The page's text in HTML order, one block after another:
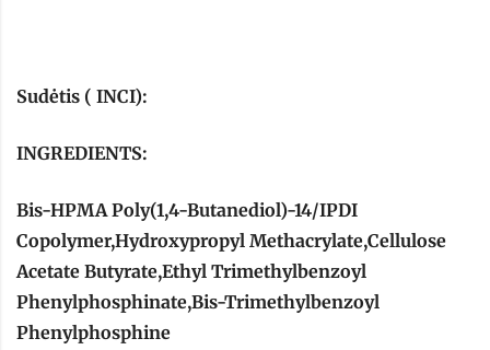
Sudėtis ( INCI):
INGREDIENTS:
Bis-HPMA Poly(1,4-Butanediol)-14/IPDI
Copolymer,Hydroxypropyl Methacrylate,Cellulose
Acetate Butyrate,Ethyl Trimethylbenzoyl
Phenylphosphinate,Bis-Trimethylbenzoyl
Phenylphosphine